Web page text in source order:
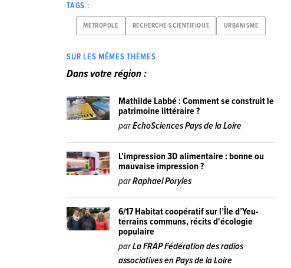
TAGS :
METROPOLE RECHERCHE-SCIENTIFIQUE URBANISME
SUR LES MÊMES THÈMES
Dans votre région :
Mathilde Labbé : Comment se construit le
patrimoine littéraire ?
parEchoSciences Pays de la Loire
L’impression 3D alimentaire : bonne ou
mauvaise impression ?
parRaphael Poryles
6/17 Habitat coopératif sur l’Île d’Yeu-
terrains communs, récits d'écologie
populaire
parLa FRAP Fédération des radios
associatives en Pays de la Loire